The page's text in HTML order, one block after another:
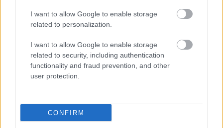
I want to allow Google to enable storage
related to personalization.
I want to allow Google to enable storage
related to security, including authentication
functionality and fraud prevention, and other
user protection.
CONFIRM
της τα σφάλματα ως απώλειες
φωτονίων